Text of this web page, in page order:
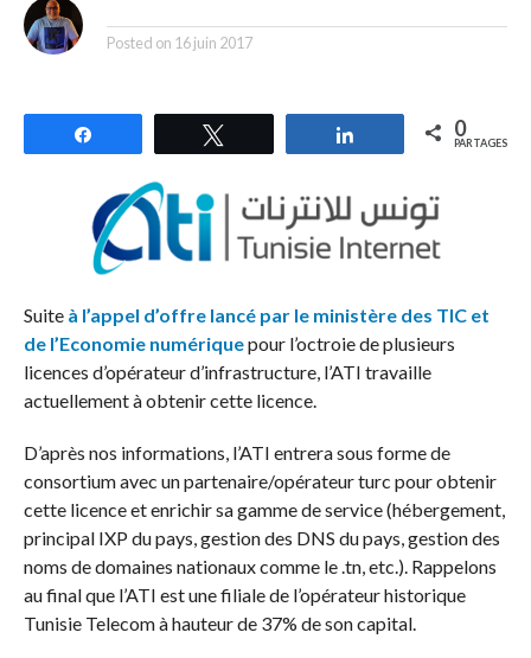
Posted on 16 juin 2017
Partagez 0
PARTAGES
Suite à l’appel d’offre lancé par le ministère des TIC et
de l’Economie numériquepour l’octroie de plusieurs
licences d’opérateur d’infrastructure, l’ATI travaille
actuellement à obtenir cette licence.
D’après nos informations, l’ATI entrera sous forme de
consortium avec un partenaire/opérateur turc pour obtenir
cette licence et enrichir sa gamme de service (hébergement,
principal IXP du pays, gestion des DNS du pays, gestion des
noms de domaines nationaux comme le .tn, etc.). Rappelons
au final que l’ATI est une filiale de l’opérateur historique
Tunisie Telecom à hauteur de 37% de son capital.